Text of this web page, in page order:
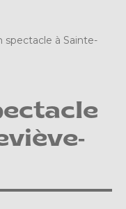
spectacle à Sainte-